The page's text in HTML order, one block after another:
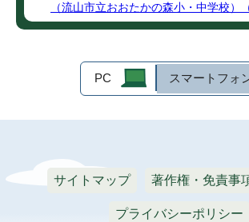
（流山市立おおたかの森小・中学校）
PC スマートフォ
サイトマップ 著作権・免責事
プライバシーポリシー